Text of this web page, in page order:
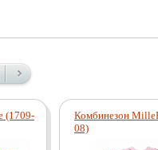
(1709-
Комбинезон
08)